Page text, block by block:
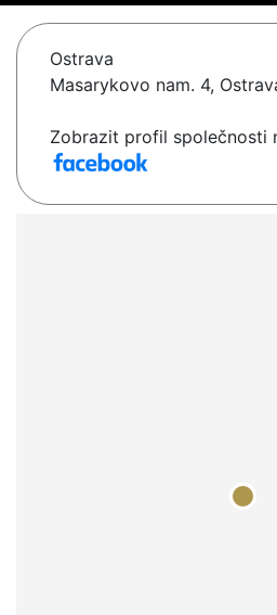
Ostrava
Masarykovo nam. 4,
Zobrazit profil společnosti